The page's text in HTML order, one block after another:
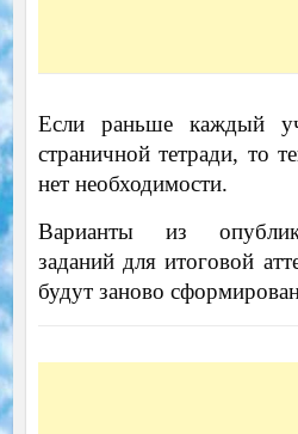
Если раньше каждый
страничной тетради, то
нет необходимости.
Варианты из
заданий для итоговой
будут заново